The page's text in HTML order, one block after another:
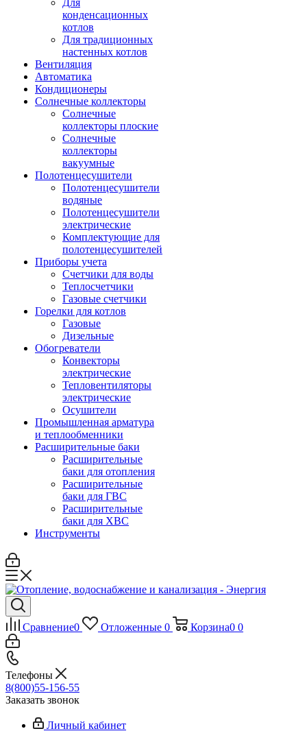
Для
конденсационных
котлов
Для традиционных
настенных котлов
Вентиляция
Автоматика
Кондиционеры
Солнечные коллекторы
Солнечные
коллекторы плоские
Солнечные
коллекторы
вакуумные
Полотенцесушители
Полотенцесушители
водяные
Полотенцесушители
электрические
Комплектующие для
полотенцесушителей
Приборы учета
Счетчики для воды
Теплосчетчики
Газовые счетчики
Горелки для котлов
Газовые
Дизельные
Обогреватели
Конвекторы
электрические
Тепловентиляторы
электрические
Осушители
Промышленная арматура
и теплообменники
Расширительные баки
Расширительные
баки для отопления
Расширительные
баки для ГВС
Расширительные
баки для ХВС
Инструменты
Сравнение0 Отложенные 0 Корзина0 0
Телефоны
8(800)55-156-55
Заказать звонок
Личный кабинет